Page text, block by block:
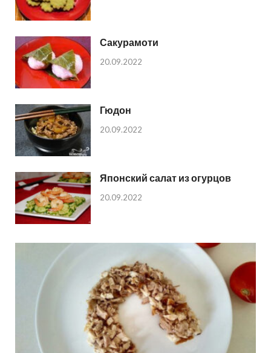
Сакурамоти
20.09.2022
Гюдон
20.09.2022
Японский салат из огурцов
20.09.2022